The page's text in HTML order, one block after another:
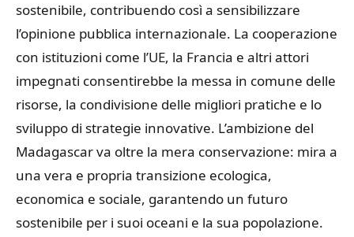
sostenibile, contribuendo così a sensibilizzare
l’opinione pubblica internazionale. La cooperazione
con istituzioni come l’UE, la Francia e altri attori
impegnati consentirebbe la messa in comune delle
risorse, la condivisione delle migliori pratiche e lo
sviluppo di strategie innovative. L’ambizione del
Madagascar va oltre la mera conservazione: mira a
una vera e propria transizione ecologica,
economica e sociale, garantendo un futuro
sostenibile per i suoi oceani e la sua popolazione.